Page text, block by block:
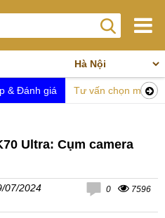
& Đánh giá Tư vấn chọn mua
Ultra: Cụm camera
07/2024
0 7596